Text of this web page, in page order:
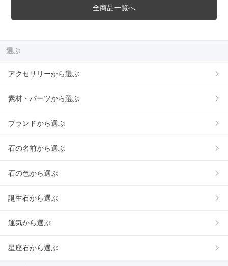
全商品一覧へ
選ぶ
アクセサリーから選ぶ
素材・パーツから選ぶ
ブランドから選ぶ
石の名前から選ぶ
石の色から選ぶ
誕生石から選ぶ
運気から選ぶ
星座石から選ぶ